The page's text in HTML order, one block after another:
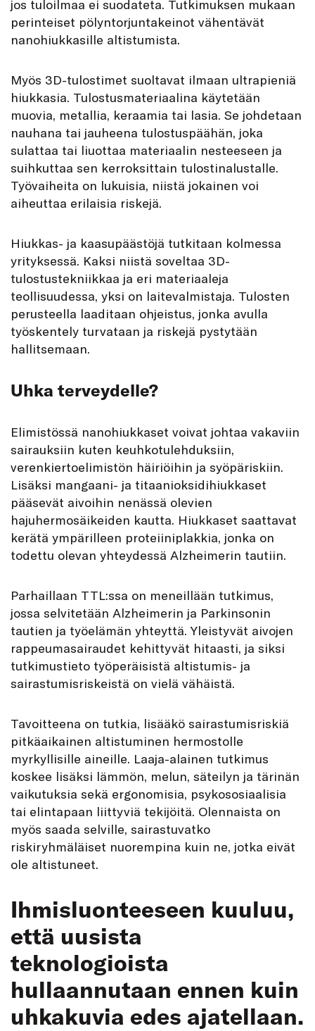
jos tuloilmaa ei suodateta. Tutkimuksen mukaan
perinteiset pölyntorjuntakeinot vähentävät
nanohiukkasille altistumista.
Myös 3D-tulostimet suoltavat ilmaan ultrapieniä
hiukkasia. Tulostusmateriaalina käytetään
muovia, metallia, keraamia tai lasia. Se johdetaan
nauhana tai jauheena tulostuspäähän, joka
sulattaa tai liuottaa materiaalin nesteeseen ja
suihkuttaa sen kerroksittain tulostinalustalle.
Työvaiheita on lukuisia, niistä jokainen voi
aiheuttaa erilaisia riskejä.
Hiukkas- ja kaasupäästöjä tutkitaan kolmessa
yrityksessä. Kaksi niistä soveltaa 3D-
tulostustekniikkaa ja eri materiaaleja
teollisuudessa, yksi on laitevalmistaja. Tulosten
perusteella laaditaan ohjeistus, jonka avulla
työskentely turvataan ja riskejä pystytään
hallitsemaan.
Uhka terveydelle?
Elimistössä nanohiukkaset voivat johtaa vakaviin
sairauksiin kuten keuhkotulehduksiin,
verenkiertoelimistön häiriöihin ja syöpäriskiin.
Lisäksi mangaani- ja titaanioksidihiukkaset
pääsevät aivoihin nenässä olevien
hajuhermosäikeiden kautta. Hiukkaset saattavat
kerätä ympärilleen proteiiniplakkia, jonka on
todettu olevan yhteydessä Alzheimerin tautiin.
Parhaillaan TTL:ssa on meneillään tutkimus,
jossa selvitetään Alzheimerin ja Parkinsonin
tautien ja työelämän yhteyttä. Yleistyvät aivojen
rappeumasairaudet kehittyvät hitaasti, ja siksi
tutkimustieto työperäisistä altistumis- ja
sairastumisriskeistä on vielä vähäistä.
Tavoitteena on tutkia, lisääkö sairastumisriskiä
pitkäaikainen altistuminen hermostolle
myrkyllisille aineille. Laaja-alainen tutkimus
koskee lisäksi lämmön, melun, säteilyn ja tärinän
vaikutuksia sekä ergonomisia, psykososiaalisia
tai elintapaan liittyviä tekijöitä. Olennaista on
myös saada selville, sairastuvatko
riskiryhmäläiset nuorempina kuin ne, jotka eivät
ole altistuneet.
Ihmisluonteeseen kuuluu,
että uusista
teknologioista
hullaannutaan ennen kuin
uhkakuvia edes ajatellaan.